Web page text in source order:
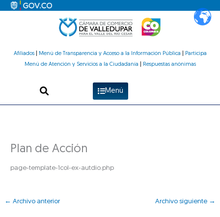
Afiliados| Menú de Transparencia y Acceso a la Información Pública
Participa
Menú de Atención y Servicios a la Ciudadanía
Respuestas anónimas
Menú
Plan de Acción
page-template-1col-ex-autdio.php
← Archivo anterior Archivo siguiente →